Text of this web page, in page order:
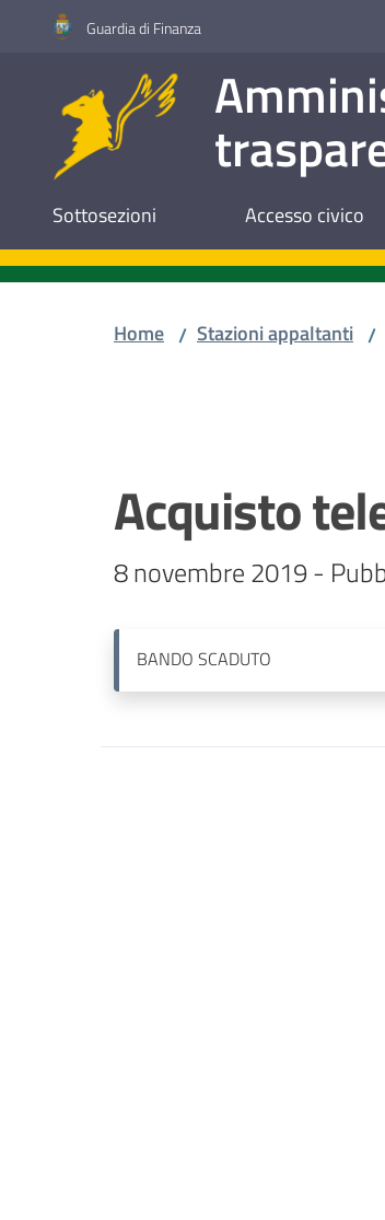
Vai al contenuto
Vai alla navigazione
Vai al footerGuardia di Finanza
Sottosezioni Accesso civico
Home / Stazioni appaltanti /
Acquisto
8 novembre 2019 -
BANDO SCADUTO